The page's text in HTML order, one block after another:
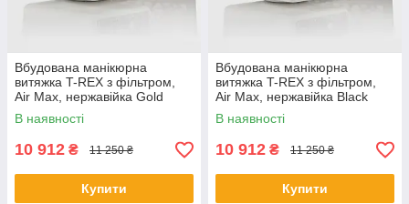
Вбудована манікюрна
витяжка T-REX з фільтром,
Air Max, нержавійка Gold
В наявності
10 912 ₴ 11 250 ₴
Купити
Вбудована манікюрна
витяжка T-REX з фільтром,
Air Max, нержавійка Black
В наявності
10 912 ₴ 11 250 ₴
Купити